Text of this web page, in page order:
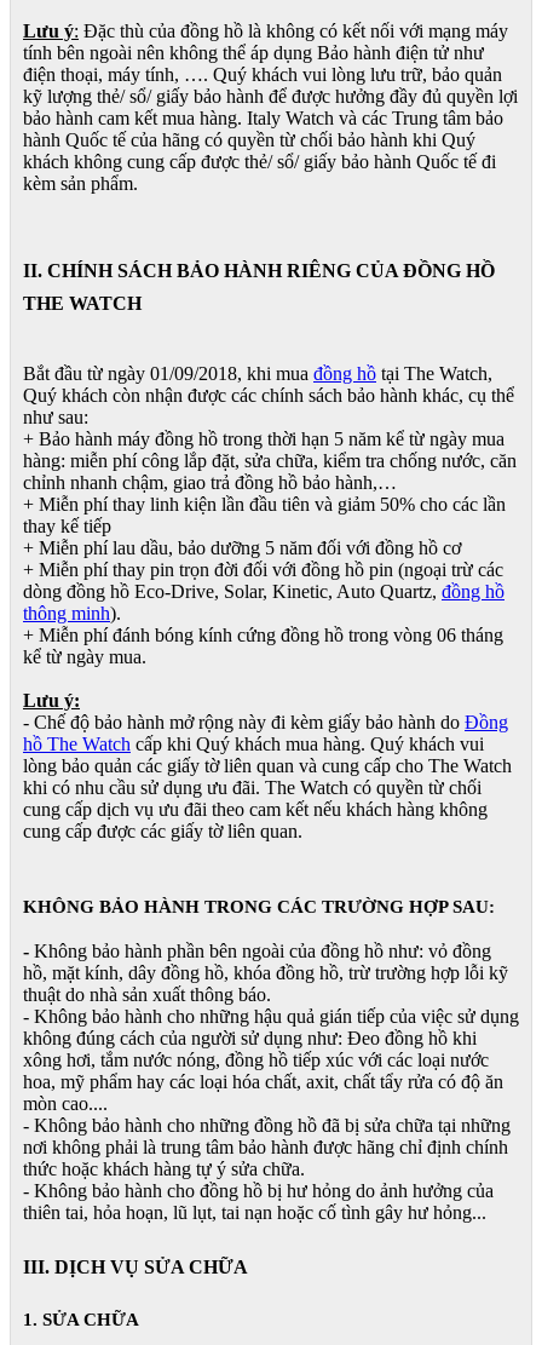
Lưu ý: Đặc thù của đồng hồ là không có kết nối với mạng máy
tính bên ngoài nên không thể áp dụng Bảo hành điện tử như
điện thoại, máy tính, …. Quý khách vui lòng lưu trữ, bảo quản
kỹ lượng thẻ/ sổ/ giấy bảo hành để được hưởng đầy đủ quyền lợi
bảo hành cam kết mua hàng. Italy Watch và các Trung tâm bảo
hành Quốc tế của hãng có quyền từ chối bảo hành khi Quý
khách không cung cấp được thẻ/ sổ/ giấy bảo hành Quốc tế đi
kèm sản phẩm.
II. CHÍNH SÁCH BẢO HÀNH RIÊNG CỦA ĐỒNG HỒ
THE WATCH
Bắt đầu từ ngày 01/09/2018, khi mua đồng hồ tại The Watch,
Quý khách còn nhận được các chính sách bảo hành khác, cụ thể
như sau:
+ Bảo hành máy đồng hồ trong thời hạn 5 năm kể từ ngày mua
hàng: miễn phí công lắp đặt, sửa chữa, kiểm tra chống nước, căn
chỉnh nhanh chậm, giao trả đồng hồ bảo hành,…
+ Miễn phí thay linh kiện lần đầu tiên và giảm 50% cho các lần
thay kế tiếp
+ Miễn phí lau dầu, bảo dưỡng 5 năm đối với đồng hồ cơ
+ Miễn phí thay pin trọn đời đối với đồng hồ pin (ngoại trừ các
dòng đồng hồ Eco-Drive, Solar, Kinetic, Auto Quartz, đồng hồ
thông minh).
+ Miễn phí đánh bóng kính cứng đồng hồ trong vòng 06 tháng
kể từ ngày mua.
Lưu ý:
- Chế độ bảo hành mở rộng này đi kèm giấy bảo hành do Đồng
hồ The Watch cấp khi Quý khách mua hàng. Quý khách vui
lòng bảo quản các giấy tờ liên quan và cung cấp cho The Watch
khi có nhu cầu sử dụng ưu đãi. The Watch có quyền từ chối
cung cấp dịch vụ ưu đãi theo cam kết nếu khách hàng không
cung cấp được các giấy tờ liên quan.
KHÔNG BẢO HÀNH TRONG CÁC TRƯỜNG HỢP SAU:
- Không bảo hành phần bên ngoài của đồng hồ như: vỏ đồng
hồ, mặt kính, dây đồng hồ, khóa đồng hồ, trừ trường hợp lỗi kỹ
thuật do nhà sản xuất thông báo.
- Không bảo hành cho những hậu quả gián tiếp của việc sử dụng
không đúng cách của người sử dụng như: Đeo đồng hồ khi
xông hơi, tắm nước nóng, đồng hồ tiếp xúc với các loại nước
hoa, mỹ phẩm hay các loại hóa chất, axit, chất tẩy rửa có độ ăn
mòn cao....
- Không bảo hành cho những đồng hồ đã bị sửa chữa tại những
nơi không phải là trung tâm bảo hành được hãng chỉ định chính
thức hoặc khách hàng tự ý sửa chữa.
- Không bảo hành cho đồng hồ bị hư hỏng do ảnh hưởng của
thiên tai, hỏa hoạn, lũ lụt, tai nạn hoặc cố tình gây hư hỏng...
III. DỊCH VỤ SỬA CHỮA
1. SỬA CHỮA